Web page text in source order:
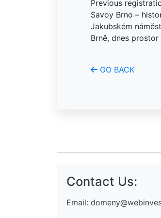
Previous
Savoy Brno –
Jakubském
Brně, dnes
GO BACK
Contact Us:
Email: